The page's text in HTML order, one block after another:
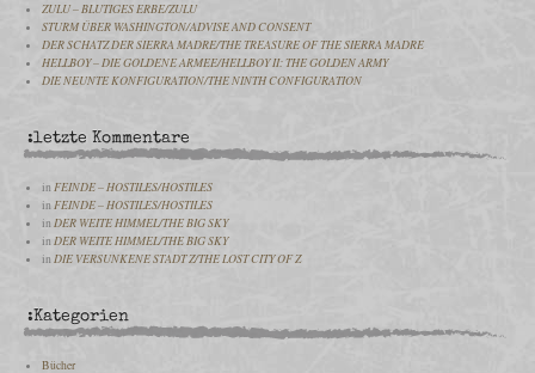
ZULU – BLUTIGES ERBE/ZULU
STURM ÜBER WASHINGTON/ADVISE AND CONSENT
DER SCHATZ DER SIERRA MADRE/THE TREASURE OF THE SIERRA MADRE
HELLBOY – DIE GOLDENE ARMEE/HELLBOY II: THE GOLDEN ARMY
DIE NEUNTE KONFIGURATION/THE NINTH CONFIGURATION
:letzte Kommentare
inFEINDE – HOSTILES/HOSTILES
inFEINDE – HOSTILES/HOSTILES
inDER WEITE HIMMEL/THE BIG SKY
inDER WEITE HIMMEL/THE BIG SKY
inDIE VERSUNKENE STADT Z/THE LOST CITY OF Z
:Kategorien
Bücher